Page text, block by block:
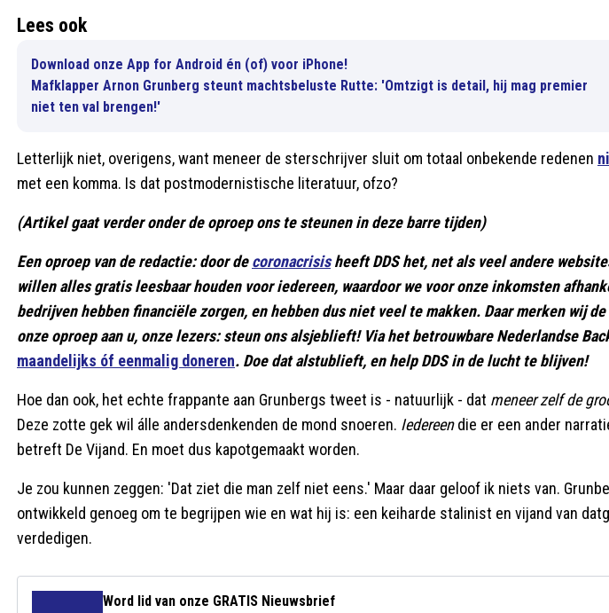
Lees ook
Download onze App for Android én (of) voor iPhone!
Mafklapper Arnon Grunberg steunt machtsbeluste Rutte: 'Omtzigt is detail, hij mag premier
niet ten val brengen!'
Letterlijk niet, overigens, want meneer de sterschrijver sluit om totaal onbekende redenen
met een komma. Is dat postmodernistische literatuur, ofzo?
(Artikel gaat verder onder de oproep ons te steunen in deze barre tijden)
Een oproep van de redactie: door decoronacrisisheeft DDS het, net als veel andere
willen alles gratis leesbaar houden voor iedereen, waardoor we voor onze inkomsten
bedrijven hebben financiële zorgen, en hebben dus niet veel te makken. Daar merken wij
onze oproep aan u, onze lezers: steun ons alsjeblieft! Via het betrouwbare Nederlandse
maandelijks óf eenmalig doneren. Doe dat alstublieft, en help DDS in de lucht te blijven!
Hoe dan ook, het echte frappante aan Grunbergs tweet is - natuurlijk - dat meneer zelf de
Deze zotte gek wil álle andersdenkenden de mond snoeren. Iedereendie er een ander
betreft De Vijand. En moet dus kapotgemaakt worden.
Je zou kunnen zeggen: 'Dat ziet die man zelf niet eens.' Maar daar geloof ik niets van.
ontwikkeld genoeg om te begrijpen wie en wat hij is: een keiharde stalinist en vijand van
verdedigen.
Word lid van onze GRATIS Nieuwsbrief